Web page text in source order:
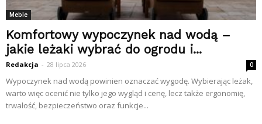
Meble
Komfortowy wypoczynek nad wodą –
jakie leżaki wybrać do ogrodu i...
Redakcja - 28 lipca 2026 0
Wypoczynek nad wodą powinien oznaczać wygodę. Wybierając leżak,
warto więc ocenić nie tylko jego wygląd i cenę, lecz także ergonomię,
trwałość, bezpieczeństwo oraz funkcje...